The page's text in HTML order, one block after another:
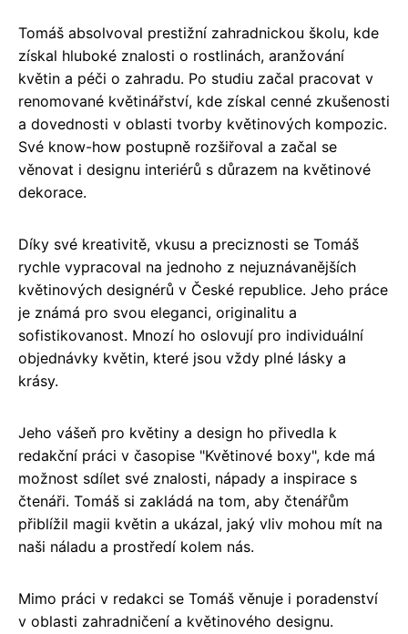
Tomáš absolvoval prestižní zahradnickou školu, kde
získal hluboké znalosti o rostlinách, aranžování
květin a péči o zahradu. Po studiu začal pracovat v
renomované květinářství, kde získal cenné zkušenosti
a dovednosti v oblasti tvorby květinových kompozic.
Své know-how postupně rozšiřoval a začal se
věnovat i designu interiérů s důrazem na květinové
dekorace.
Díky své kreativitě, vkusu a preciznosti se Tomáš
rychle vypracoval na jednoho z nejuznávanějších
květinových designérů v České republice. Jeho práce
je známá pro svou eleganci, originalitu a
sofistikovanost. Mnozí ho oslovují pro individuální
objednávky květin, které jsou vždy plné lásky a
krásy.
Jeho vášeň pro květiny a design ho přivedla k
redakční práci v časopise "Květinové boxy", kde má
možnost sdílet své znalosti, nápady a inspirace s
čtenáři. Tomáš si zakládá na tom, aby čtenářům
přiblížil magii květin a ukázal, jaký vliv mohou mít na
naši náladu a prostředí kolem nás.
Mimo práci v redakci se Tomáš věnuje i poradenství
v oblasti zahradničení a květinového designu.